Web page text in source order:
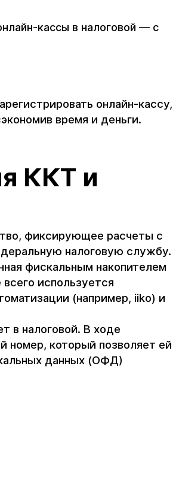
кассы в налоговой — с
онлайн-кассу,
время и деньги.
ККТ и
фиксирующее расчеты с
налоговую службу.
фискальным накопителем
используется
(например, iiko) и
в налоговой. В ходе
номер, который позволяет ей
данных (ОФД)